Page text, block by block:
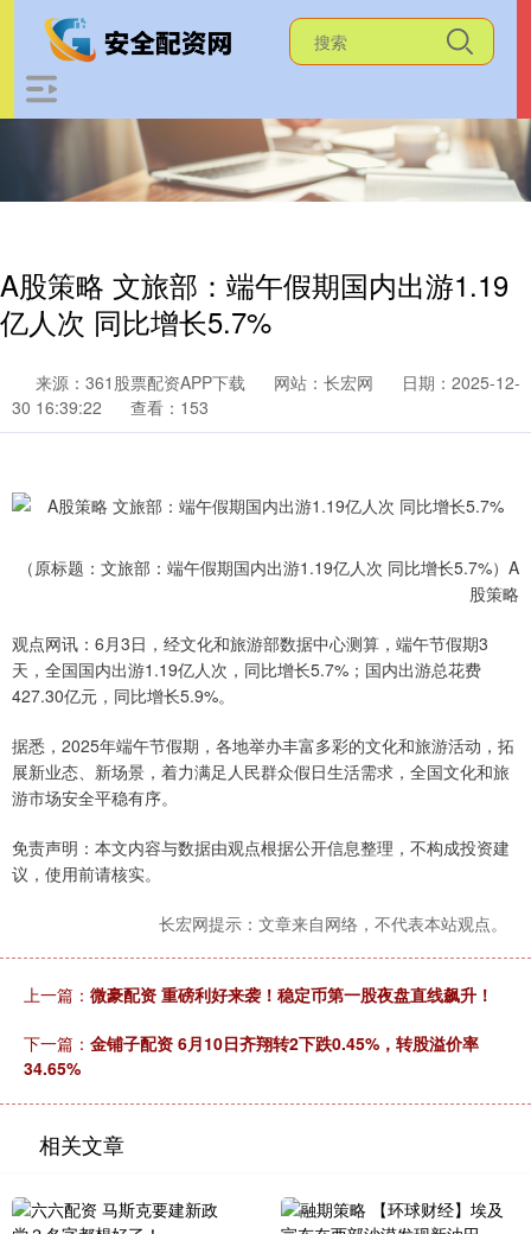
A股策略 文旅部：端午假期国内出游1.19
亿人次 同比增长5.7%
来源：361股票配资APP下载 网站：长宏网
日期：2025-12-
30 16:39:22
查看：153
（原标题：文旅部：端午假期国内出游1.19亿人次 同比增长5.7%）A
股策略
观点网讯：6月3日，经文化和旅游部数据中心测算，端午节假期3
天，全国国内出游1.19亿人次，同比增长5.7%；国内出游总花费
427.30亿元，同比增长5.9%。
据悉，2025年端午节假期，各地举办丰富多彩的文化和旅游活动，拓
展新业态、新场景，着力满足人民群众假日生活需求，全国文化和旅
游市场安全平稳有序。
免责声明：本文内容与数据由观点根据公开信息整理，不构成投资建
议，使用前请核实。
长宏网提示：文章来自网络，不代表本站观点。
上一篇： 微豪配资 重磅利好来袭！稳定币第一股夜盘直线飙升！
下一篇： 金铺子配资 6月10日齐翔转2下跌0.45%，转股溢价率
34.65%
相关文章